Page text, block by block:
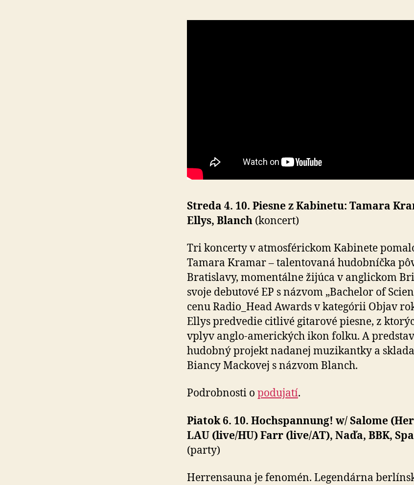
Streda 4. 10. Piesne z Kabinetu: Tamara
Ellys, Blanch (koncert)
Tri koncerty v atmosférickom Kabinete
Tamara Kramar – talentovaná hudobníčka
Bratislavy, momentálne žijúca v anglickom
svoje debutové EP s názvom „Bachelor of
cenu Radio_Head Awards v kategórii Objav
Ellys predvedie citlivé gitarové piesne, z
vplyv anglo-amerických ikon folku. A
hudobný projekt nadanej muzikantky a
Biancy Mackovej s názvom Blanch.
Podrobnosti o podujatí.
Piatok 6. 10. Hochspannung! w/ Salome
LAU (live/HU) Farr (live/AT), Naďa, BBK,
(party)
Herrensauna je fenomén. Legendárna